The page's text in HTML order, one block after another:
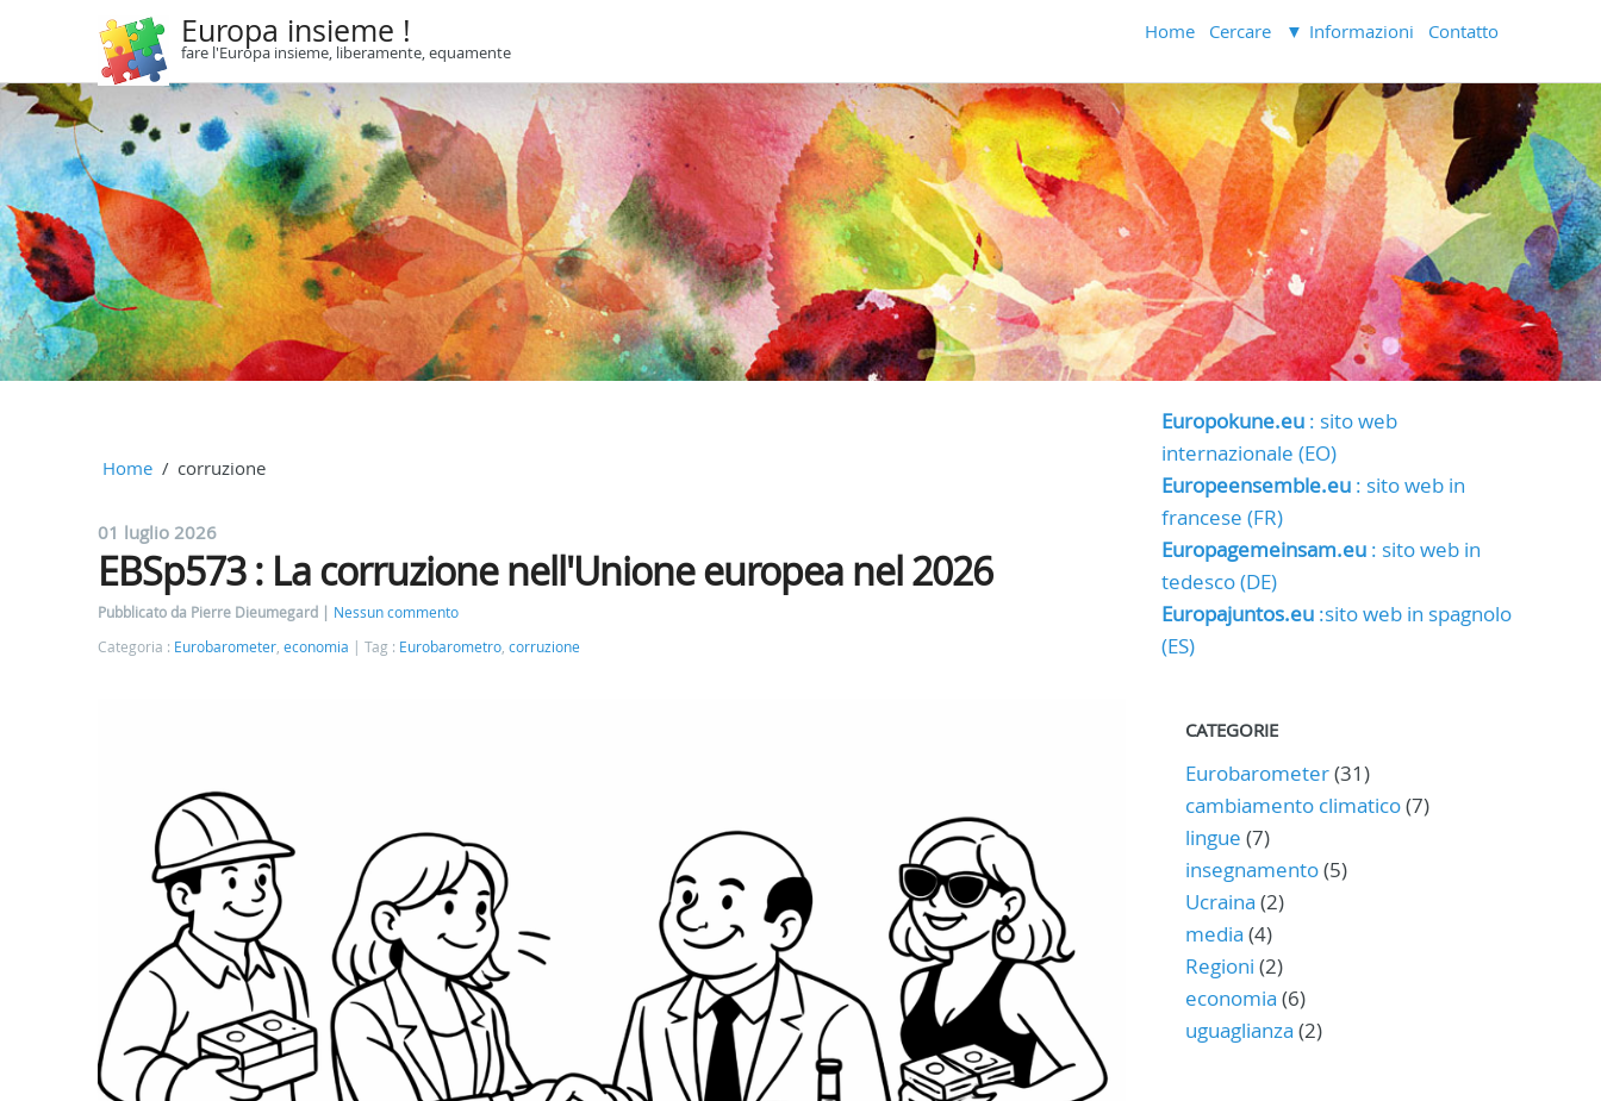
Europa insieme !
fare l'Europa insieme, liberamente, equamente
Home Cercare Informazioni Contatto
Home corruzione
01 luglio 2026
EBSp573 : La corruzione nell'Unione europea nel 2026
Pubblicato da Pierre Dieumegard
Nessun commento
Categoria : Eurobarometer, economia Tag : Eurobarometro, corruzione
Europokune.eu: sito web
internazionale (EO)
Europeensemble.eu: sito web in
francese (FR)
Europagemeinsam.eu: sito web in
tedesco (DE)
Europajuntos.eu:sito web in spagnolo
(ES)
CATEGORIE
Eurobarometer(31)
cambiamento climatico(7)
lingue (7)
insegnamento(5)
Ucraina (2)
media (4)
Regioni (2)
economia (6)
uguaglianza (2)